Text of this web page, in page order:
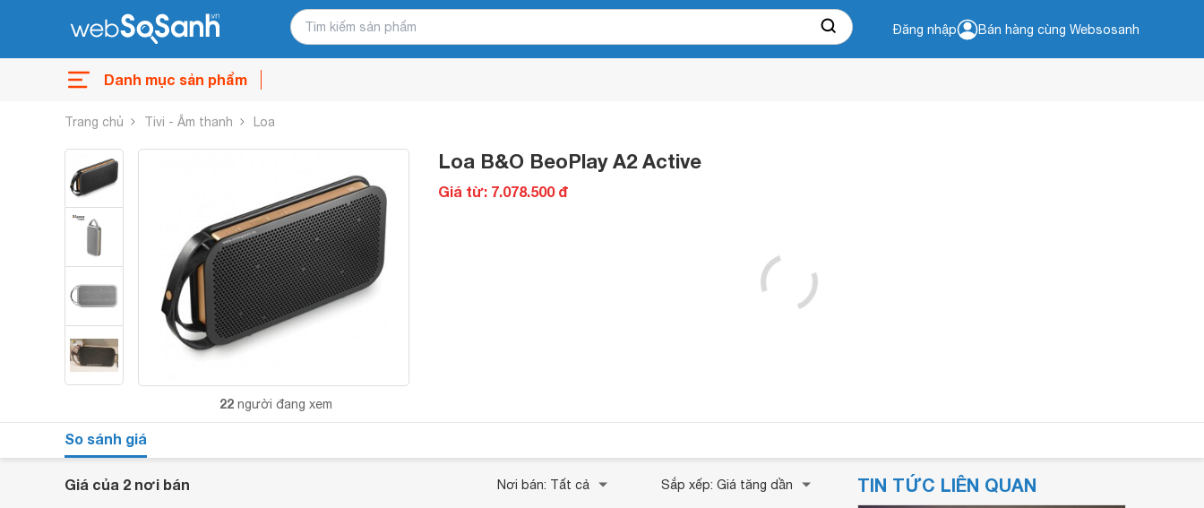
Đăng nhập Bán hàng cùng Websosanh
Danh mục sản phẩm
Trang chủ Tivi - Âm thanh Loa
22 người đang xem
Loa B&O BeoPlay A2 Active
Giá từ: 7.078.500 đ
So sánh giá
Giá của 2 nơi bán Nơi bán: Tất cả Sắp xếp: Giá tăng dần TIN TỨC LIÊN QUAN